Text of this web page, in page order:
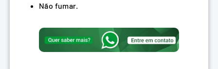
Não fumar.